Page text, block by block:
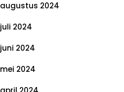
augustus 2024
juli 2024
juni 2024
mei 2024